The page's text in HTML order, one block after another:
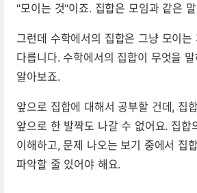
"모이는 것"이죠. 집합은 모임과 같은
그런데 수학에서의 집합은 그냥 모이는
다릅니다. 수학에서의 집합이 무엇을
알아보죠.
앞으로 집합에 대해서 공부할 건데, 집
앞으로 한 발짝도 나갈 수 없어요. 집합
이해하고, 문제 나오는 보기 중에서 집
파악할 줄 있어야 해요.